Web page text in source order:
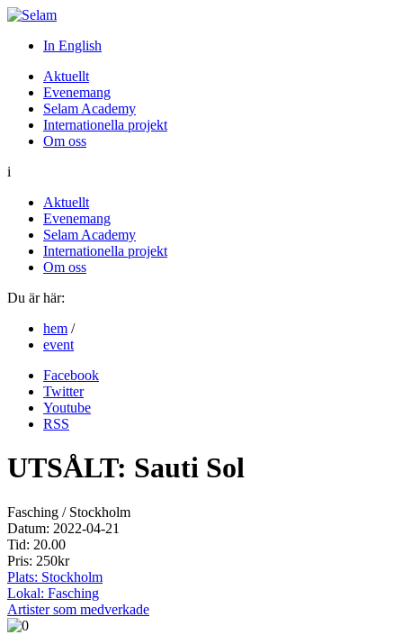
In English
Aktuellt
Evenemang
Selam Academy
Internationella projekt
Om oss
i
Aktuellt
Evenemang
Selam Academy
Internationella projekt
Om oss
Du är här:
hem /
event
Facebook
Twitter
Youtube
RSS
UTSÅLT: Sauti Sol
Fasching / Stockholm
Datum: 2022-04-21
Tid: 20.00
Pris: 250kr
Plats: Stockholm
Lokal: Fasching
Artister som medverkade